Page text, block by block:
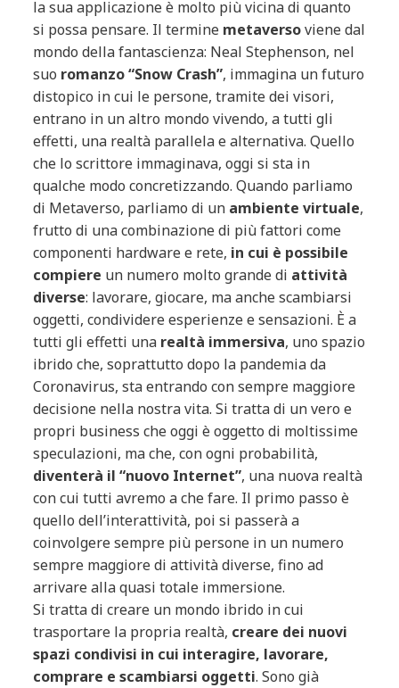
la sua applicazione è molto più vicina di quanto
si possa pensare. Il termine metaversoviene dal
mondo della fantascienza: Neal Stephenson, nel
suo romanzo “Snow Crash”, immagina un futuro
distopico in cui le persone, tramite dei visori,
entrano in un altro mondo vivendo, a tutti gli
effetti, una realtà parallela e alternativa. Quello
che lo scrittore immaginava, oggi si sta in
qualche modo concretizzando. Quando parliamo
di Metaverso, parliamo di un ambiente virtuale,
frutto di una combinazione di più fattori come
componenti hardware e rete, in cui è possibile
compiere un numero molto grande di attività
diverse: lavorare, giocare, ma anche scambiarsi
oggetti, condividere esperienze e sensazioni. È a
tutti gli effetti una realtà immersiva, uno spazio
ibrido che, soprattutto dopo la pandemia da
Coronavirus, sta entrando con sempre maggiore
decisione nella nostra vita. Si tratta di un vero e
propri business che oggi è oggetto di moltissime
speculazioni, ma che, con ogni probabilità,
diventerà il “nuovo Internet”, una nuova realtà
con cui tutti avremo a che fare. Il primo passo è
quello dell’interattività, poi si passerà a
coinvolgere sempre più persone in un numero
sempre maggiore di attività diverse, fino ad
arrivare alla quasi totale immersione.
Si tratta di creare un mondo ibrido in cui
trasportare la propria realtà, creare dei nuovi
spazi condivisi in cui interagire, lavorare,
comprare e scambiarsi oggetti. Sono già